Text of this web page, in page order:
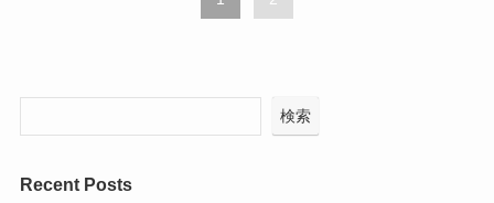
検索
Recent Posts